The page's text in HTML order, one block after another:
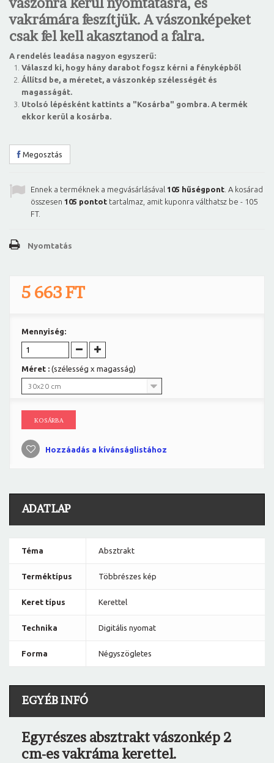
vászonra kerül nyomtatásra, és
vakrámára feszítjük. A vászonképeket
csak fel kell akasztanod a falra.
A rendelés leadása nagyon egyszerű:
Válaszd ki, hogy hány darabot fogsz kérni a fényképből
Állítsd be, a méretet, a vászonkép szélességét és
magasságát.
Utolsó lépésként kattints a "Kosárba" gombra. A termék
ekkor kerül a kosárba.
Megosztás
Ennek a terméknek a megvásárlásával 105 hűségpont . A kosárad
összesen 105 pontot tartalmaz, amit kuponra válthatsz be - 105
FT.
Nyomtatás
5 663 FT
Mennyiség:
Méret : (szélesség x magasság)
30x20 cm
KOSÁRBA
Hozzáadás a kívánságlistához
ADATLAP
Téma Absztrakt
Terméktípus Többrészes kép
Keret típus Kerettel
Technika Digitális nyomat
Forma Négyszögletes
EGYÉB INFÓ
Egyrészes absztrakt vászonkép 2
cm-es vakráma kerettel.